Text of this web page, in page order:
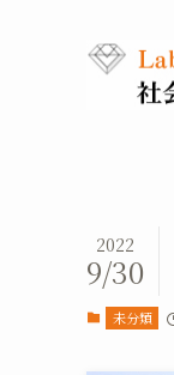
2022
9/30
未分類